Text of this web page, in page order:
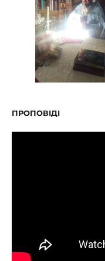
ПРОПОВІДІ